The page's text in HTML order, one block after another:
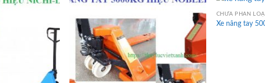
CHƯA PHÂN LOẠI
Xe nâng tay